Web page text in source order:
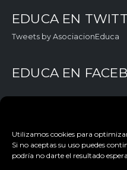
Utilizamos cookies para
Si no aceptas su uso puedes
podría no darte el resultado
EDUCA EN
Tweets by AsociacionEduca
EDUCA EN